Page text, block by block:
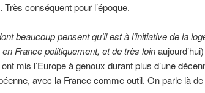
conséquent pour l’époque.
beaucoup pensent qu’il est à l’initiative de la
France politiquement, et de très loin
mis l’Europe à genoux durant plus d’une
avec la France comme outil. On parle là